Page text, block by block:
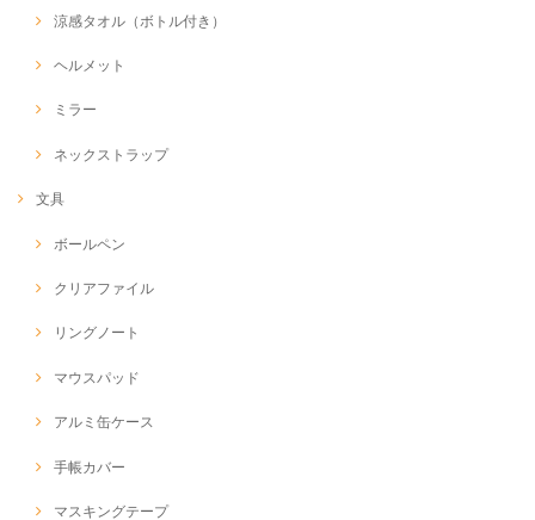
涼感タオル（ボトル付き）
ヘルメット
ミラー
ネックストラップ
文具
ボールペン
クリアファイル
リングノート
マウスパッド
アルミ缶ケース
手帳カバー
マスキングテープ